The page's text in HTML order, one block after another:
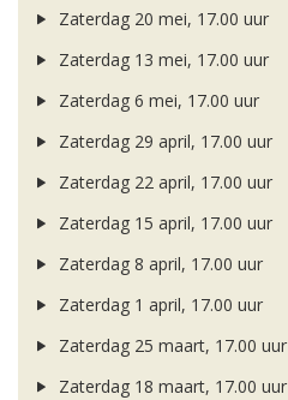
Zaterdag 20 mei, 17.00 uur
Zaterdag 13 mei, 17.00 uur
Zaterdag 6 mei, 17.00 uur
Zaterdag 29 april, 17.00 uur
Zaterdag 22 april, 17.00 uur
Zaterdag 15 april, 17.00 uur
Zaterdag 8 april, 17.00 uur
Zaterdag 1 april, 17.00 uur
Zaterdag 25 maart, 17.00 uur
Zaterdag 18 maart, 17.00 uur